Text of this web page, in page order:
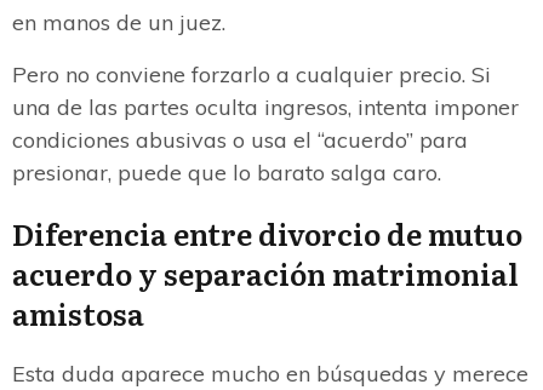
en manos de un juez.
Pero no conviene forzarlo a cualquier precio. Si
una de las partes oculta ingresos, intenta imponer
condiciones abusivas o usa el “acuerdo” para
presionar, puede que lo barato salga caro.
Diferencia entre divorcio de mutuo
acuerdo y separación matrimonial
amistosa
Esta duda aparece mucho en búsquedas y merece